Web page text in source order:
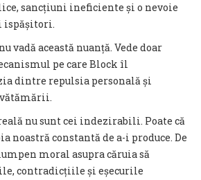
sancțiuni ineficiente și o nevoie
ispășitori.
vadă această nuanță. Vede doar
pe care Block îl
dintre repulsia personală și
nu sunt cei indezirabili. Poate că
noastră constantă de a-i produce. De
moral asupra căruia să
contradicțiile și eșecurile